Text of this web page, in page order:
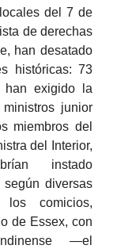
del 7 de
de derechas
han desatado
históricas: 73
han exigido la
junior
miembros del
del Interior,
instado
diversas
comicios,
de Essex, con
—el